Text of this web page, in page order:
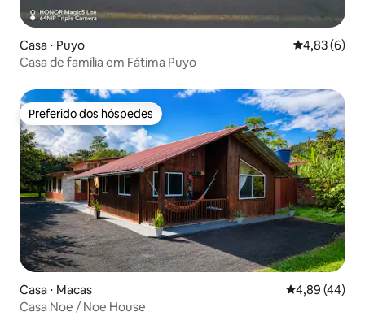
Casa ⋅ Puyo 4,83 de uma
4,83 (6)
Casa de família em Fátima Puyo
Preferido dos hóspedes
Preferido dos hóspedes
Casa ⋅ Macas 4,89 de uma
4,89 (44)
Casa Noe / Noe House